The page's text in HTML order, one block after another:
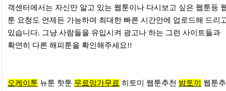
객센터에서는 자신만 알고 있는 웹툰이나 다시보고 싶은 웹툰등
툰 요청도 언제든 가능하며 최대한 빠른 시간안에 업로드해 드리
있습니다. 그냥 사람들을 유입시켜 광고나 하는 그런 사이트들과
확연히 다른 해피툰을 확인해주세요!!
오케이툰 뉴툰 핫툰 무료망가무료 히토미 웹툰추천 밤토끼
웹툰추